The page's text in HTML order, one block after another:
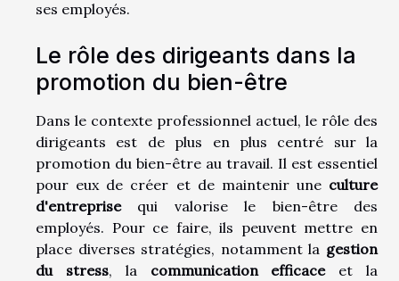
ses employés.
Le rôle des dirigeants dans la
promotion du bien-être
Dans le contexte professionnel actuel, le rôle des
dirigeants est de plus en plus centré sur la
promotion du bien-être au travail. Il est essentiel
pour eux de créer et de maintenir une culture
d'entreprisequi valorise le bien-être des
employés. Pour ce faire, ils peuvent mettre en
place diverses stratégies, notamment la gestion
du stress, la communication efficaceet la